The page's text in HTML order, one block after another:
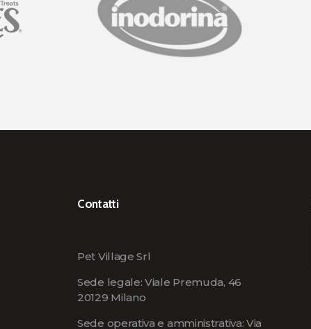
Contatti
Pet Village Srl
Sede legale: Viale Premuda, 46
20129 Milano
Sede operativa e amministrativa: Via